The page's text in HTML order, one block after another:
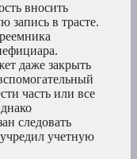
вносить
запись в трасте.
даже закрыть
часть или все
следовать
учетную